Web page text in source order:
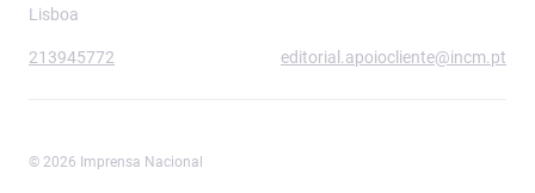
Lisboa
213945772 editorial.apoiocliente@incm.pt
© 2026 Imprensa Nacional